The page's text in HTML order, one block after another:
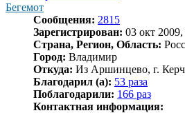
Бегемот
Сообщения: 2815
Зарегистрирован: 03 окт
Страна, Регион, Область:
Город: Владимир
Откуда: Из Аршинцево, г.
Благодарил (а): 53 раза
Поблагодарили: 166 раз
Контактная информация: